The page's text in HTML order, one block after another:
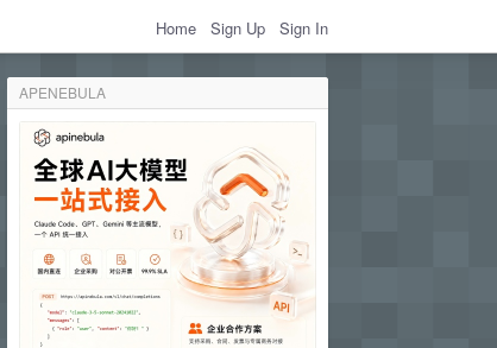
Home Sign Up Sign In
APENEBULA